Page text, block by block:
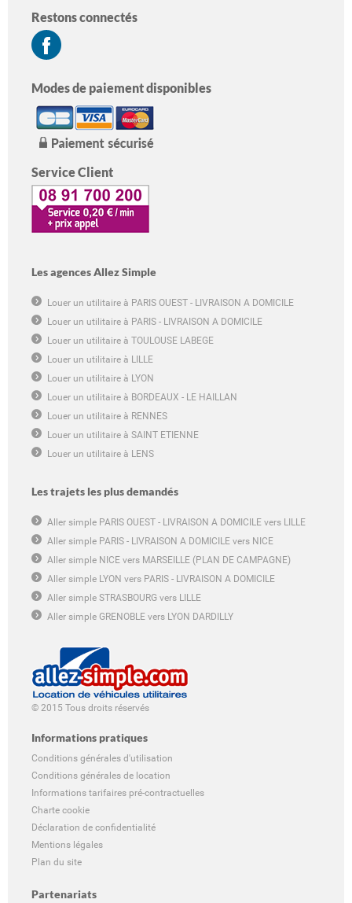
Restons connectés
Modes de paiement disponibles
Service Client
Les agences Allez Simple
Louer un utilitaire à PARIS OUEST - LIVRAISON A DOMICILE
Louer un utilitaire à PARIS - LIVRAISON A DOMICILE
Louer un utilitaire à TOULOUSE LABEGE
Louer un utilitaire à LILLE
Louer un utilitaire à LYON
Louer un utilitaire à BORDEAUX - LE HAILLAN
Louer un utilitaire à RENNES
Louer un utilitaire à SAINT ETIENNE
Louer un utilitaire à LENS
Les trajets les plus demandés
Aller simple PARIS OUEST - LIVRAISON A DOMICILE vers LILLE
Aller simple PARIS - LIVRAISON A DOMICILE vers NICE
Aller simple NICE vers MARSEILLE (PLAN DE CAMPAGNE)
Aller simple LYON vers PARIS - LIVRAISON A DOMICILE
Aller simple STRASBOURG vers LILLE
Aller simple GRENOBLE vers LYON DARDILLY
© 2015 Tous droits réservés
Informations pratiques
Conditions générales d'utilisation
Conditions générales de location
Informations tarifaires pré-contractuelles
Charte cookie
Déclaration de confidentialité
Mentions légales
Plan du site
Partenariats